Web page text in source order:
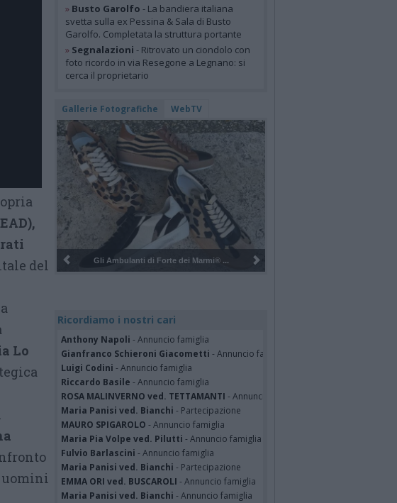
del
Lo
uomini
» Busto Garolfo - La bandiera italiana
svetta sulla ex Pessina & Sala di Busto
Garolfo. Completata la struttura portante
» Segnalazioni - Ritrovato un ciondolo con
foto ricordo in via Resegone a Legnano: si
cerca il proprietario
Gallerie Fotografiche WebTV
di Forte dei Marmi® ... Pulizia del bosco del Rugareto a ...
Ricordiamo i nostri cari
Anthony Napoli - Annuncio famiglia
Gianfranco Schieroni Giacometti - Annuncio famiglia
Luigi Codini - Annuncio famiglia
Riccardo Basile - Annuncio famiglia
ROSA MALINVERNO ved. TETTAMANTI - Annuncio famiglia
Maria Panisi ved. Bianchi - Partecipazione
MAURO SPIGAROLO - Annuncio famiglia
Maria Pia Volpe ved. Pilutti - Annuncio famiglia
Fulvio Barlascini - Annuncio famiglia
Maria Panisi ved. Bianchi - Partecipazione
EMMA ORI ved. BUSCAROLI - Annuncio famiglia
Maria Panisi ved. Bianchi - Annuncio famiglia